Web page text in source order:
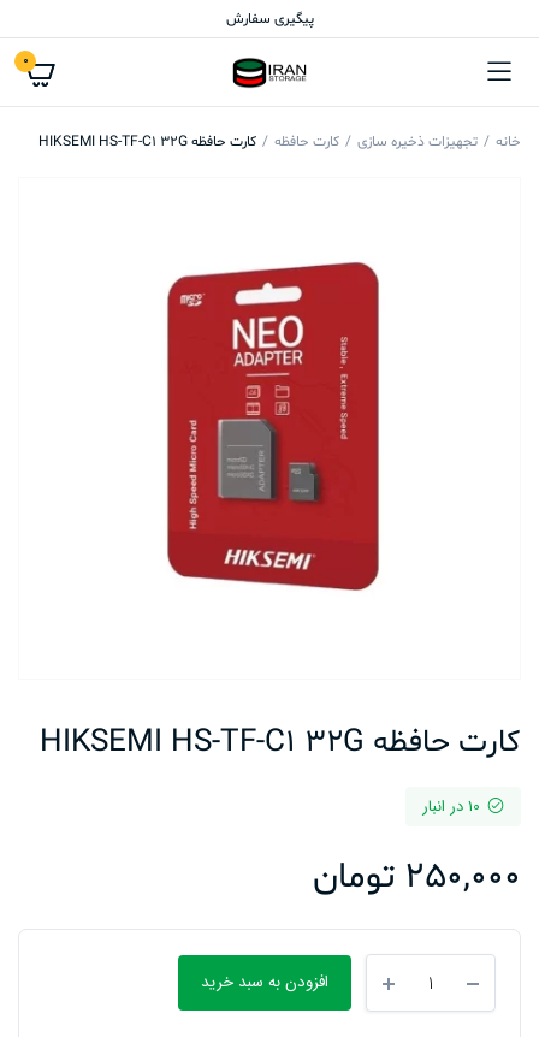
پیگیری سفارش
0
خانه تجهیزات ذخیره سازی کارت حافظه کارت حافظه HIKSEMI HS-TF-C1 32G
کارت حافظه HIKSEMI HS-TF-C1 32G
10 در انبار
250,000 تومان
حافظه
HIKSEMI
افزودن به سبد خرید